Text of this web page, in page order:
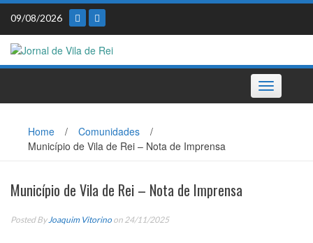
Skip
content
09/08/2026
Toggle
navigation
Home / Comunidades
/
Município de Vila de Rei – Nota de Imprensa
Município de Vila de Rei – Nota de Imprensa
Posted By Joaquim Vitorino on 24/11/2025